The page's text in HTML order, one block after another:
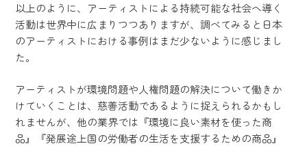
以上のように、アーティストによる持続可能な社会へ導く
活動は世界中に広まりつつありますが、調べてみると日本
のアーティストにおける事例はまだ少ないように感じまし
た。
アーティストが環境問題や人権問題の解決について働きか
けていくことは、慈善活動であるように捉えられるかもし
れませんが、他の業界では『環境に良い素材を使った商
品』『発展途上国の労働者の生活を支援するための商品』